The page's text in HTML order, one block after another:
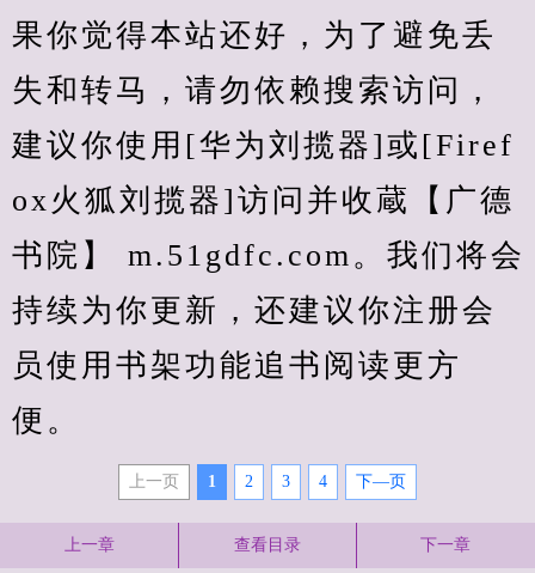
果你觉得本站还好，为了避免丢
失和转马，请勿依赖搜索访问，
建议你使用[华为刘揽器]或[Firef
ox火狐刘揽器]访问并收蔵【广德
书院】 m.51gdfc.com。我们将会
持续为你更新，还建议你注册会
员使用书架功能追书阅读更方
便。
上一页 1 2 3 4 下—页
上一章 查看目录 下一章